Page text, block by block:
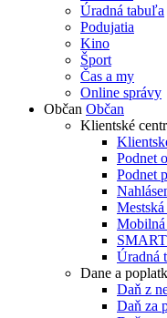
Úradná tabuľa
Podujatia
Kino
Šport
Čas a my
Online správy
Občan Občan
Klientské
Podnet
Podnet
Mobilná
Úradná
Dane a
Daň z
Daň za